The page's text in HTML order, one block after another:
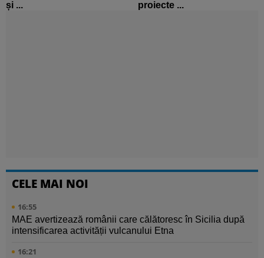
și ...
proiecte ...
CELE MAI NOI
16:55
MAE avertizează românii care călătoresc în Sicilia după
intensificarea activității vulcanului Etna
16:21